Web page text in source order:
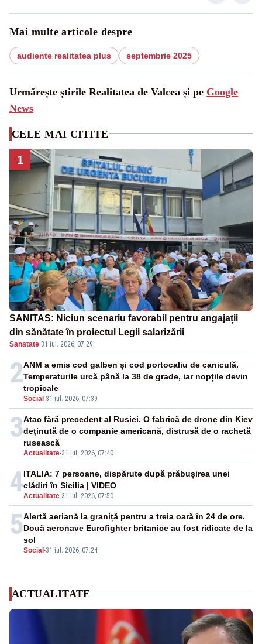
Mai multe articole despre
audiente realitatea plus septembrie 2025
Urmărește știrile Realitatea de Valcea și pe Google
News
CELE MAI CITITE
1
SANITAS: Niciun scenariu favorabil pentru angajații
din sănătate în proiectul Legii salarizării
Sanatate·31 iul. 2026, 07:29
2
Social -31 iul. 2026, 07:39
ANM a emis cod galben și cod portocaliu de caniculă.
Temperaturile urcă până la 38 de grade, iar nopțile devin
tropicale
3
Actualitate-31 iul. 2026, 07:40
Atac fără precedent al Rusiei. O fabrică de drone din Kiev
deținută de o companie americană, distrusă de o rachetă
rusească
4Actualitate-31 iul. 2026, 07:50
ITALIA: 7 persoane, dispărute după prăbușirea unei
clădiri în Sicilia | VIDEO
5
Social -31 iul. 2026, 07:24
Alertă aeriană la graniță pentru a treia oară în 24 de ore.
Două aeronave Eurofighter britanice au fost ridicate de la
sol
ACTUALITATE